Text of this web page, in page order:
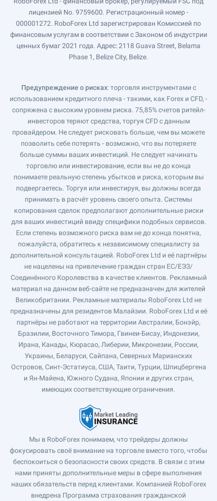
лицензией No. 9759600. Регистрационный номер -
000001272. RoboForex Ltd зарегистрирован Комиссией по
финансовым услугам в соответствии с Законом об индустрии
ценных бумаг 2021 года. Адрес: 2118 Guava Street, Belama
Phase 1, Belize City, Belize.
Предупреждение о рисках: торговля инструментами с
использованием кредитного плеча - такими, как Forex и CFD, -
сопряжена с высоким уровнем риска. 75,85% счетов ритейл-
инвесторов теряют средства, торгуя CFD с данным
провайдером. Не следует рисковать больше, чем вы можете
позволить себе потерять - возможно, что вы потеряете
больше суммы ваших инвестиций. Не следует начинать
торговлю или инвестирование, если вы не до конца
понимаете реальную степень убытков и риска, которым вы
подвергаетесь. Торгуя или инвестируя, вы должны всегда
принимать в расчёт уровень своего опыта. Системы
копирования сделок предполагают дополнительные риски
для ваших инвестиций ввиду специфики подобных сервисов.
Если степень возможного риска вам не до конца понятна,
пожалуйста, обратитесь к независимому специалисту за
дополнительной консультацией. RoboForex Ltd и её партнёры
не нацелены на привлечение граждан стран ЕС/ЕЭЗ/
Соединённого Королевства в качестве клиентов. Рекламный
материал на данном веб-сайте не предназначен для жителей
Великобритании. Рекламные материалы RoboForex Ltd не
предназначены для резидентов Малайзии. RoboForex Ltd и её
партнёры не работают на территории Австралии, Бонэйр,
Бразилии, Восточного Тимора, Гвинеи-Бисау, Индонезии,
Ирана, Канады, Кюрасао, Либерии, Микронезии, России,
Украины, Беларуси, Сайпана, Северных Марианских
Островов, Синт-Эстатиуса, США, Таити, Турции, Шпицбергена
и Ян-Майена, Южного Судана, Японии и других стран,
имеющих соответствующие ограничения.
Мы в RoboForex понимаем, что трейдеры должны
фокусировать своё внимание на торговле вместо того, чтобы
беспокоиться о безопасности своих средств. В связи с этим
нами приняты дополнительные меры в сфере выполнения
наших обязательств перед клиентами. Компанией RoboForex
внедрена Программа страхования гражданской